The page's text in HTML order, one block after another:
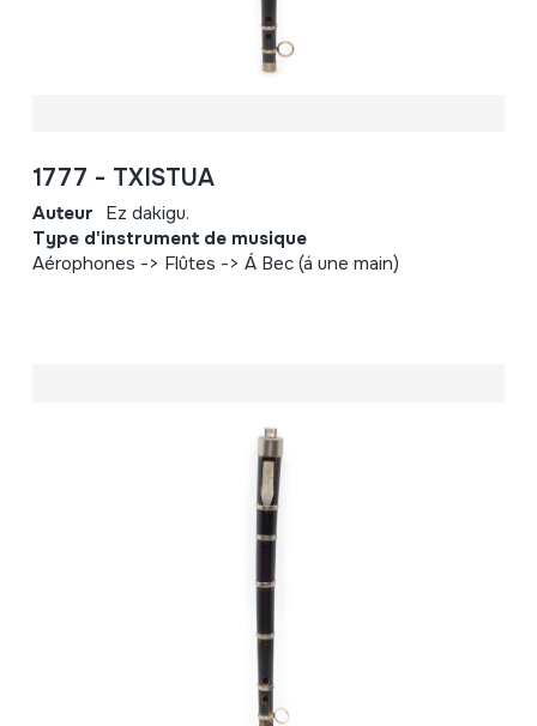
1777 - TXISTUA
Auteur Ez dakigu.
Type d'instrument de musique
Aérophones -> Flûtes -> Á Bec (á une main)